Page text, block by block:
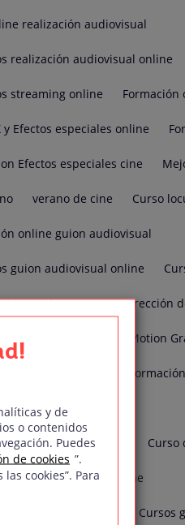
realización audiovisual
realización audiovisual online
streaming online
y Efectos especiales online
Efectos especiales cine
verano de cine Curso
online guion audiovisual
guion audiovisual online
dirección de arte Dirección
Formación Motion
Mejor
dirección fotografía
dirección fotografía Curso
actor de doblaje online
Cursos
y de
o contenidos
Puedes
de cookies ”.
cookies”. Para